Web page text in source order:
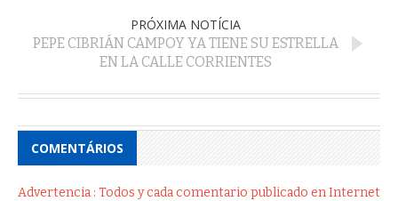
PRÓXIMA NOTÍCIA
PEPE CIBRIÁN CAMPOY YA TIENE SU ESTRELLA
EN LA CALLE CORRIENTES
COMENTÁRIOS
Advertencia : Todos y cada comentario publicado en Internet